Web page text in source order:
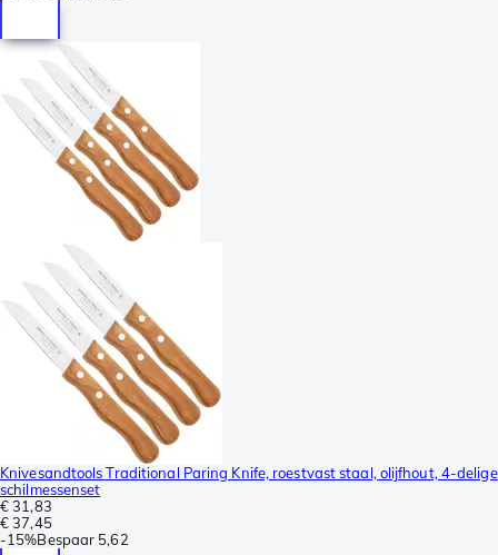
Knivesandtools Traditional Paring Knife, roestvast staal, olijfhout, 4-delige
schilmessenset
€ 31,83
€ 37,45
-15%Bespaar 5,62